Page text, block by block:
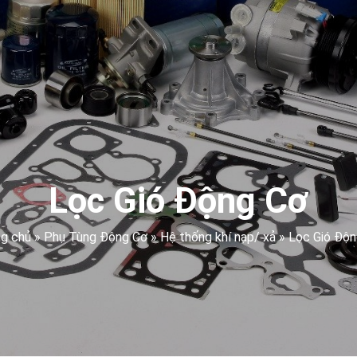
Lọc Gió Động Cơ
chủ » Phụ Tùng Động Cơ » Hệ thống khí nạp/ xả » Lọc Gió